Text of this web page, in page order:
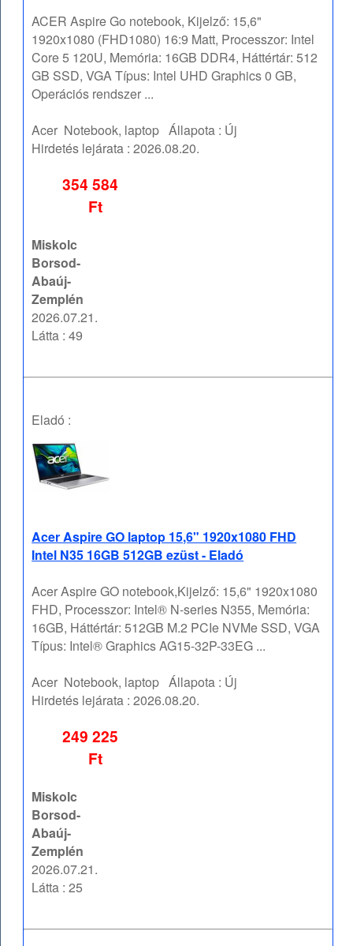
ACER Aspire Go notebook, Kijelző: 15,6"
1920x1080 (FHD1080) 16:9 Matt, Processzor: Intel
Core 5 120U, Memória: 16GB DDR4, Háttértár: 512
GB SSD, VGA Típus: Intel UHD Graphics 0 GB,
Operációs rendszer ...
Acer Notebook, laptop Állapota : Új
Hirdetés lejárata :2026.08.20.
354 584
Ft
Miskolc
Borsod-
Abaúj-
Zemplén
2026.07.21.
Látta : 49
Eladó :
Acer Aspire GO laptop 15,6" 1920x1080 FHD
Intel N35 16GB 512GB ezüst - Eladó
Acer Aspire GO notebook,Kijelző: 15,6" 1920x1080
FHD, Processzor: Intel® N-series N355, Memória:
16GB, Háttértár: 512GB M.2 PCIe NVMe SSD, VGA
Típus: Intel® Graphics AG15-32P-33EG ...
Acer Notebook, laptop Állapota : Új
Hirdetés lejárata :2026.08.20.
249 225
Ft
Miskolc
Borsod-
Abaúj-
Zemplén
2026.07.21.
Látta : 25